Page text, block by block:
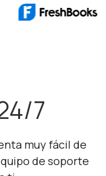
7
muy fácil de
de soporte